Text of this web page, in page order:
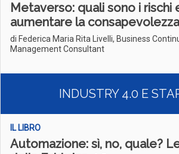
Metaverso: quali sono i rischi
aumentare la consapevolezza
di Federica Maria Rita Livelli, Business
Management Consultant
INDUSTRY 4.0 E
IL LIBRO
Automazione: sì, no, quale?